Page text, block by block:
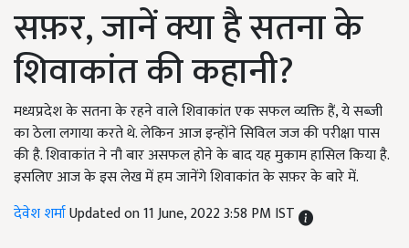
सफ़र, जानें क्या है सतना के
शिवाकांत की कहानी?
मध्यप्रदेश के सतना के रहने वाले शिवाकांत एक सफल व्यक्ति हैं, ये सब्जी
का ठेला लगाया करते थे. लेकिन आज इन्होंने सिविल जज की परीक्षा पास
की है. शिवाकांत ने नौ बार असफल होने के बाद यह मुकाम हासिल किया है.
इसलिए आज के इस लेख में हम जानेंगे शिवाकांत के सफ़र के बारे में.
देवेश शर्माUpdated on 11 June, 2022 3:58 PM IST